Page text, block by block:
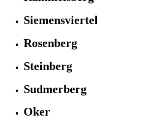
Siemensviertel
Rosenberg
Steinberg
Sudmerberg
Oker